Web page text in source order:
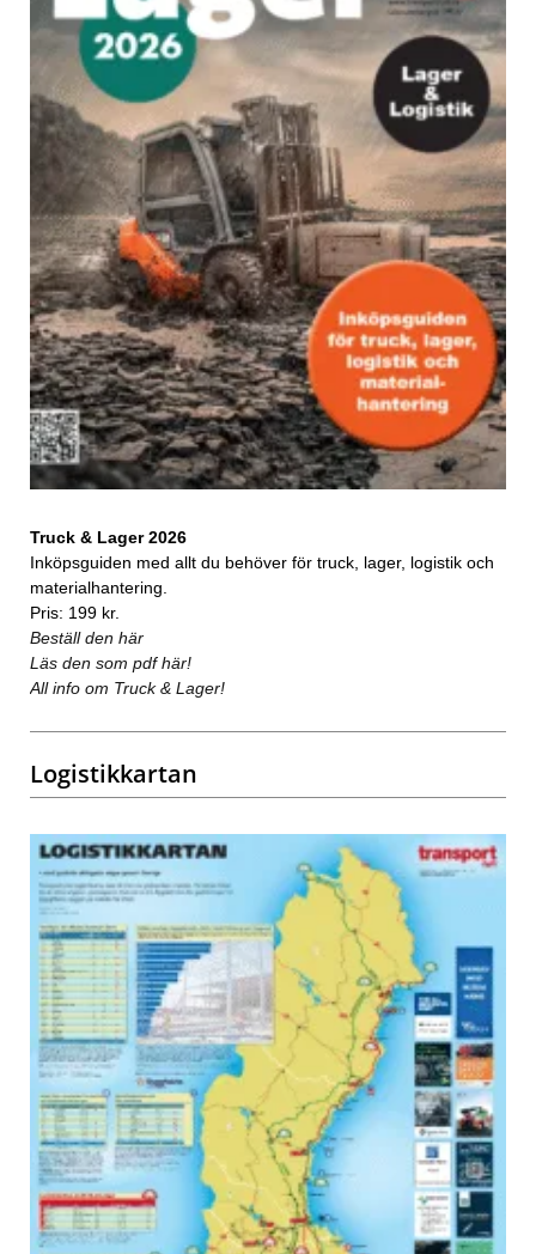
Truck & Lager 2026
Inköpsguiden med allt du behöver för truck, lager, logistik och
materialhantering.
Pris: 199 kr.
Beställ den här
Läs den som pdf här!
All info om Truck & Lager!
Logistikkartan